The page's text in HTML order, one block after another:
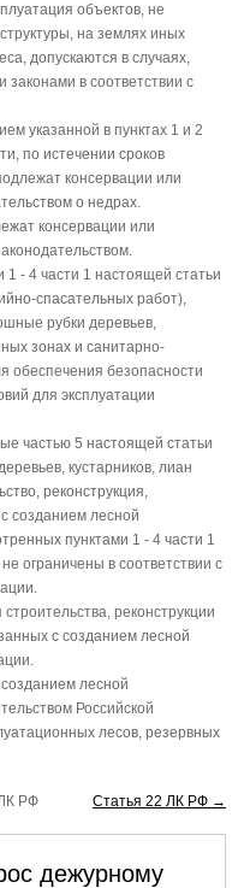
объектов, не
на землях иных
допускаются в случаях,
в соответствии с
указанной в пунктах 1 и 2
по истечении сроков
консервации или
о недрах.
консервации или
- 4 части 1 настоящей статьи
спасательных работ),
рубки деревьев,
зонах и санитарно-
обеспечения безопасности
для эксплуатации
частью 5 настоящей статьи
кустарников, лиан
реконструкция,
созданием лесной
пунктами 1 - 4 части 1
ограничены в соответствии с
реконструкции
с созданием лесной
лесной
Российской
лесов, резервных
РФ Статья 22 ЛК РФ →
дежурному